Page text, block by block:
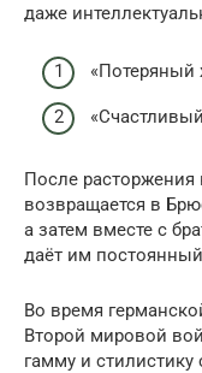
даже
«Потеряный
После расторжения
возвращается в
а затем вместе с
даёт им
Во время
Второй мировой
гамму и